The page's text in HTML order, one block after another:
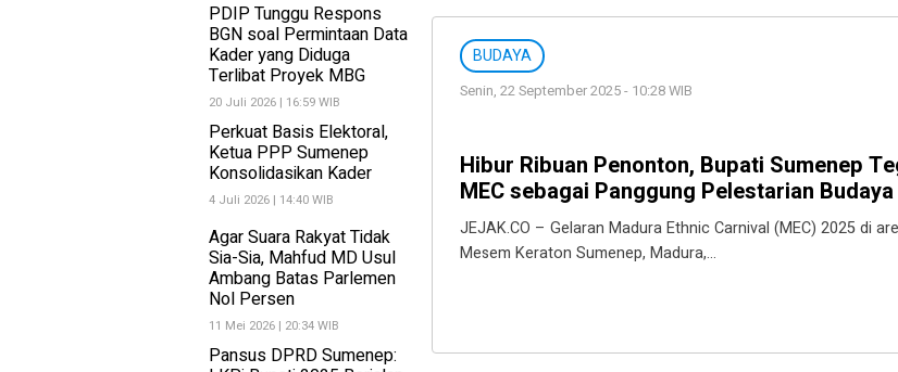
PDIP Tunggu Respons
BGN soal Permintaan Data
Kader yang Diduga
Terlibat Proyek MBG
20 Juli 2026 | 16:59 WIB
Perkuat Basis Elektoral,
Ketua PPP Sumenep
Konsolidasikan Kader
4 Juli 2026 | 14:40 WIB
Agar Suara Rakyat Tidak
Sia-Sia, Mahfud MD Usul
Ambang Batas Parlemen
Nol Persen
11 Mei 2026 | 20:34 WIB
Pansus DPRD Sumenep:
BUDAYA
Senin, 22 September 2025 - 10:28 WIB
Hibur Ribuan Penonton, Bupati Sumenep
MEC sebagai Panggung Pelestarian Budaya
JEJAK.CO – Gelaran Madura Ethnic Carnival (MEC) 2025 di
Mesem Keraton Sumenep, Madura,…